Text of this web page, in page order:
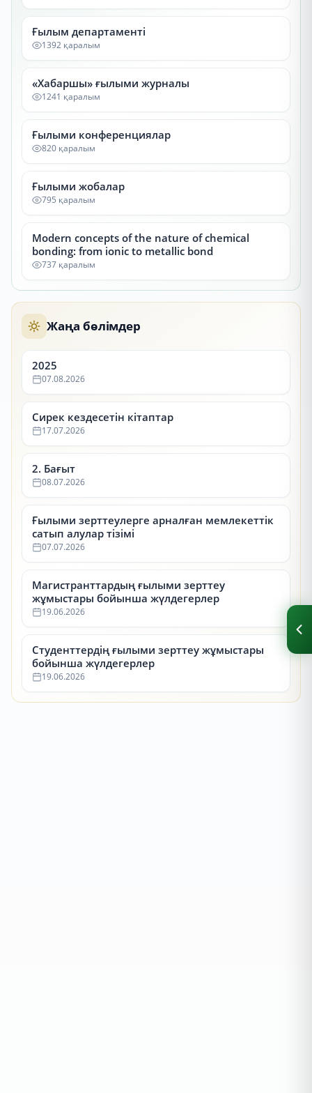
Ғылым департаменті
1392 қаралым
«Хабаршы» ғылыми журналы
1241 қаралым
Ғылыми конференциялар
820 қаралым
Ғылыми жобалар
795 қаралым
Modern concepts of the nature of chemical
bonding: from ionic to metallic bond
737 қаралым
Жаңа бөлімдер
2025
07.08.2026
Сирек кездесетін кітаптар
17.07.2026
2. Бағыт
08.07.2026
Ғылыми зерттеулерге арналған мемлекеттік
сатып алулар тізімі
07.07.2026
Магистранттардың ғылыми зерттеу
жұмыстары бойынша жүлдегерлер
19.06.2026
Студенттердің ғылыми зерттеу жұмыстары
бойынша жүлдегерлер
19.06.2026